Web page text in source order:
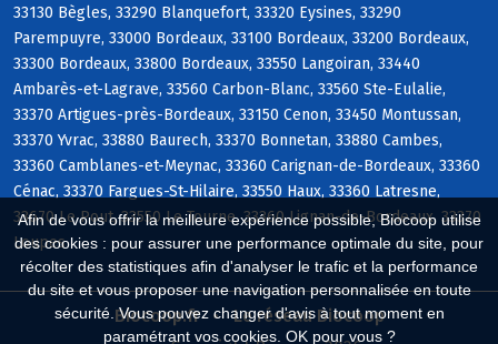
Afin de vous offrir la meilleure expérience possible, Biocoop utilise
des cookies : pour assurer une performance optimale du site, pour
récolter des statistiques afin d'analyser le trafic et la performance
du site et vous proposer une navigation personnalisée en toute
sécurité. Vous pouvez changer d'avis à tout moment en
paramétrant vos cookies. OK pour vous ?
33130 Bègles, 33290 Blanquefort, 33320 Eysines, 33290
Parempuyre, 33000 Bordeaux, 33100 Bordeaux, 33200 Bordeaux,
33300 Bordeaux, 33800 Bordeaux, 33550 Langoiran, 33440
Ambarès-et-Lagrave, 33560 Carbon-Blanc, 33560 Ste-Eulalie,
33370 Artigues-près-Bordeaux, 33150 Cenon, 33450 Montussan,
33370 Yvrac, 33880 Baurech, 33370 Bonnetan, 33880 Cambes,
33360 Camblanes-et-Meynac, 33360 Carignan-de-Bordeaux, 33360
Cénac, 33370 Fargues-St-Hilaire, 33550 Haux, 33360 Latresne,
33670 Le Pout, 33550 Le Tourne, 33360 Lignan-de-Bordeaux, 33370
Loupes
Biocoop.fr
Le réseau Biocoop